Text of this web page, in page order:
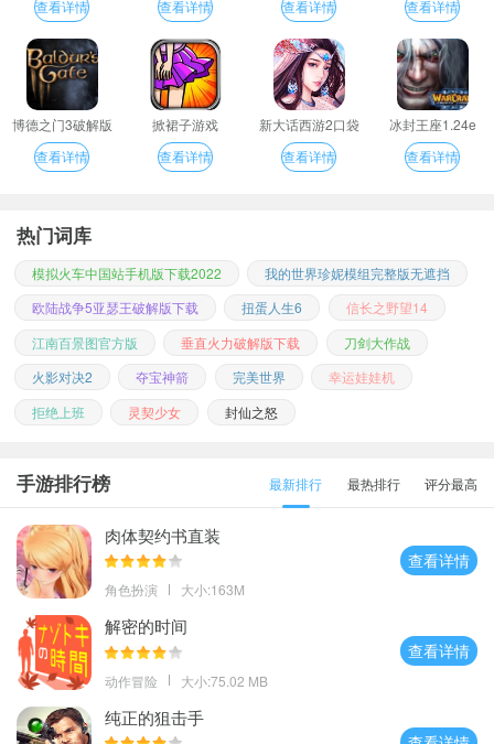
查看详情
查看详情
查看详情
查看详情
博德之门3破解版
查看详情
掀裙子游戏
查看详情
新大话西游2口袋
版
查看详情
冰封王座1.24e
查看详情
热门词库
模拟火车中国站手机版下载2022
我的世界珍妮模组完整版无遮挡
欧陆战争5亚瑟王破解版下载
扭蛋人生6
信长之野望14
江南百景图官方版
垂直火力破解版下载
刀剑大作战
火影对决2
夺宝神箭 完美世界
幸运娃娃机
拒绝上班
灵契少女 封仙之怒
手游排行榜 最新排行 最热排行 评分最高
肉体契约书直装
角色扮演 大小:163M
查看详情
解密的时间
动作冒险 大小:75.02 MB
查看详情
纯正的狙击手